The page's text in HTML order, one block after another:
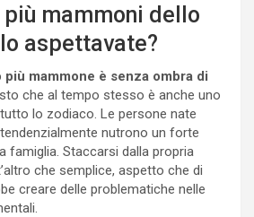
più mammoni dello
aspettavate?
mammone è senza ombra di
che al tempo stesso è anche uno
lo zodiaco. Le persone nate
nutrono un forte
famiglia. Staccarsi dalla propria
che semplice, aspetto che di
creare delle problematiche nelle